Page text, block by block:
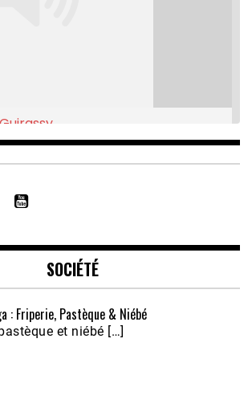
SOCIÉTÉ
: Friperie, Pastèque & Niébé
et niébé […]